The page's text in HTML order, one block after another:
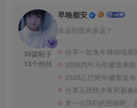
39篇帖子
13个粉丝
早晚都安
永远到底有多远？
分享一款兔年移动端
2026丙午马年徽章来
2025乙巳蛇年徽章发布
分享几张除夕夜和新春
发一点SVG的图标吧，